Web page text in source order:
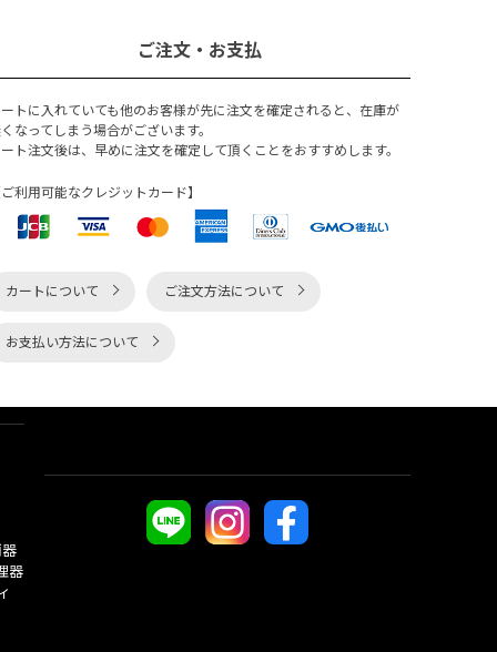
ご注文・お支払
トに入れていても他のお客様が先に注文を確定されると、在庫が
なってしまう場合がございます。
ト注文後は、早めに注文を確定して頂くことをおすすめします。
利用可能なクレジットカード】
カートについて ご注文方法について
お支払い方法について
器